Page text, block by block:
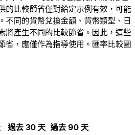
的比較節省僅對給定示例有效，可能
不同的貨幣兌換金額、貨幣類型、日
將產生不同的比較節省。因此，這些
省，應僅作為指導使用。匯率比較圖
過去 30 天 過去 90 天